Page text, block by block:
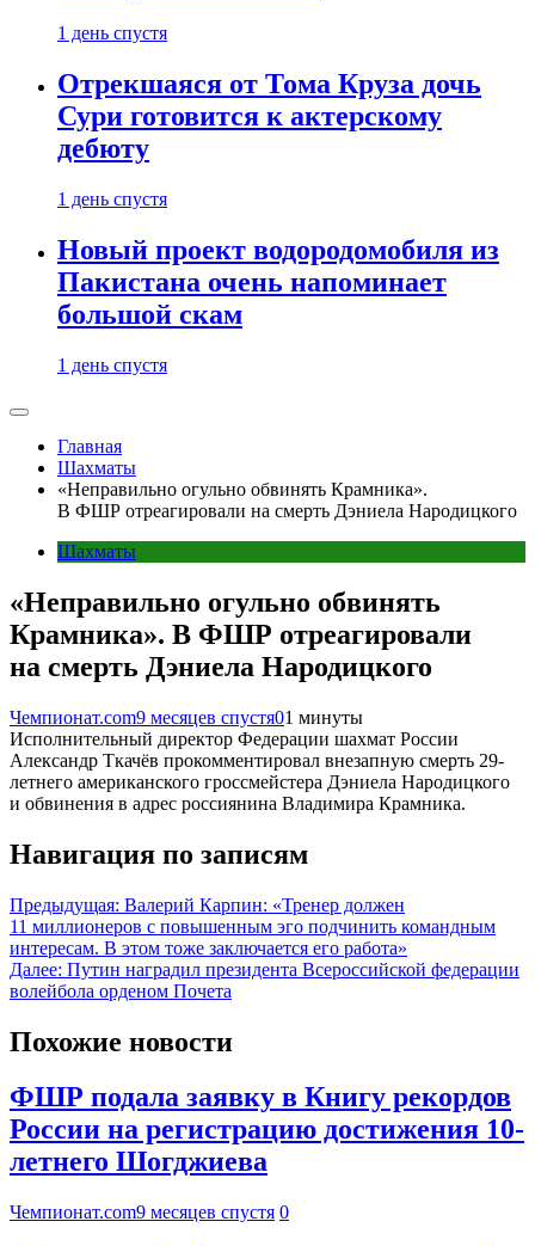
1 день спустя
Отрекшаяся от Тома Круза дочь
Сури готовится к актерскому
дебюту
1 день спустя
Новый проект водородомобиля из
Пакистана очень напоминает
большой скам
1 день спустя
Главная
Шахматы
«Неправильно огульно обвинять Крамника».
В ФШР отреагировали на смерть Дэниела Народицкого
Шахматы
«Неправильно огульно обвинять
Крамника». В ФШР отреагировали
на смерть Дэниела Народицкого
Чемпионат.com9 месяцев спустя01 минуты
Исполнительный директор Федерации шахмат России
Александр Ткачёв прокомментировал внезапную смерть 29-
летнего американского гроссмейстера Дэниела Народицкого
и обвинения в адрес россиянина Владимира Крамника.
Навигация по записям
Предыдущая: Валерий Карпин: «Тренер должен
11 миллионеров с повышенным эго подчинить командным
интересам. В этом тоже заключается его работа»
Далее: Путин наградил президента Всероссийской федерации
волейбола орденом Почета
Похожие новости
ФШР подала заявку в Книгу рекордов
России на регистрацию достижения 10-
летнего Шогджиева
Чемпионат.com9 месяцев спустя 0